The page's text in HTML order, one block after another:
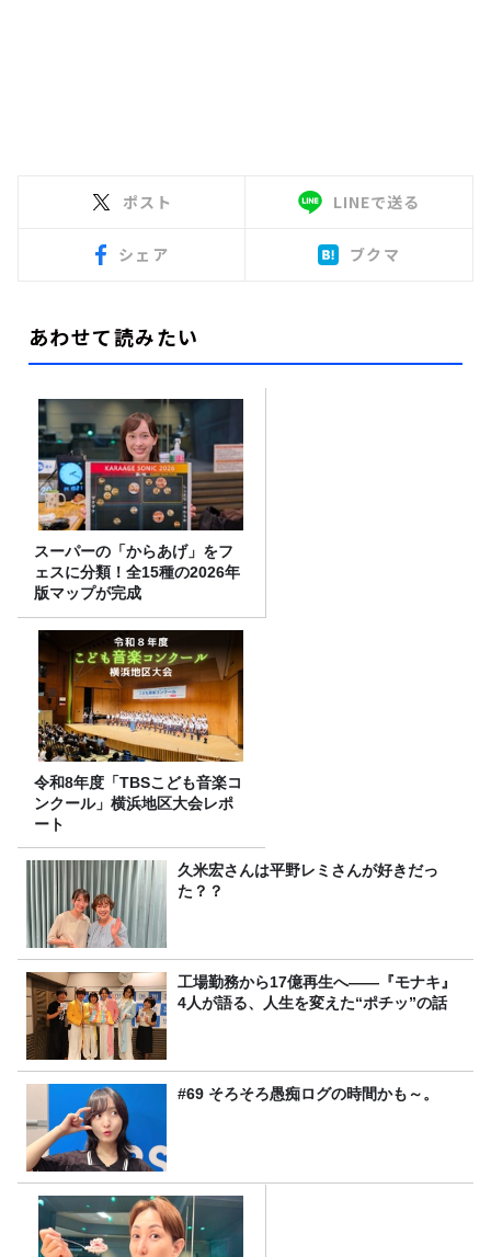
ポスト LINEで送る
シェア ブクマ
あわせて読みたい
スーパーの「からあげ」をフ
ェスに分類！全15種の2026年
版マップが完成
令和8年度「TBSこども音楽コ
ンクール」横浜地区大会レポ
ート
久米宏さんは平野レミさんが好きだっ
た？？
工場勤務から17億再生へ——『モナキ』
4人が語る、人生を変えた“ポチッ”の話
#69 そろそろ愚痴ログの時間かも～。